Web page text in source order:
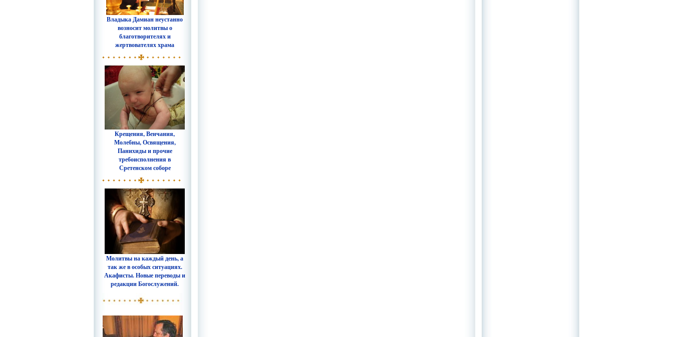
Владыка Дамиан неустанно
возносит молитвы о
благотворителях и
жертвователях храма
Крещения, Венчания,
Молебны, Освящения,
Панихиды и прочие
требоисполнения в
Сретенском соборе
Молитвы на каждый день, а
так же в особых ситуациях.
Акафисты. Новые переводы и
редакции Богослужений.